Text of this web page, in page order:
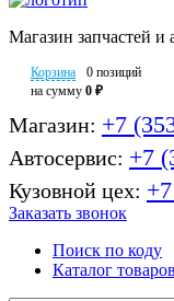
Магазин запчастей
Корзина
0 позиций
на сумму 0 ₽
Магазин: +7
Автосервис: +7
Кузовной цех:
Заказать звонок
Поиск по коду
Каталог товаров